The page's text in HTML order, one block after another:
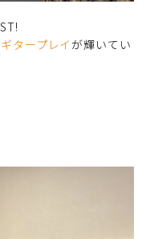
タープレイ が輝いてい